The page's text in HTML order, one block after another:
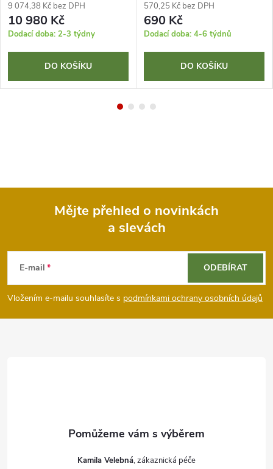
9 074,38 Kč bez DPH
10 980 Kč
Dodací doba: 2-3 týdny
DO KOŠÍKU
570,25 Kč bez DPH
690 Kč
Dodací doba: 4-6 týdnů
DO KOŠÍKU
p
Mějte přehled o novinkách
a slevách
E-mail
Vložením e-mailu souhlasíte s podmínkami ochrany osobních údajů
ODEBÍRAT
Kamila Velebná